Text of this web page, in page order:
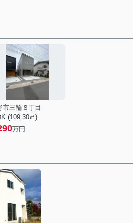
市三輪８丁目
(109.30㎡)
万円